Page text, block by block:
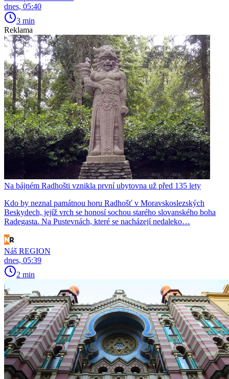
dnes, 05:40
3 min
Reklama
Na bájném Radhošti vznikla první ubytovna už před 135 lety
Kdo by neznal památnou horu Radhošť v Moravskoslezských
Beskydech, jejíž vrch se honosí sochou starého slovanského boha
Radegasta. Na Pustevnách, které se nacházejí nedaleko…
Náš REGION
dnes, 05:39
2 min